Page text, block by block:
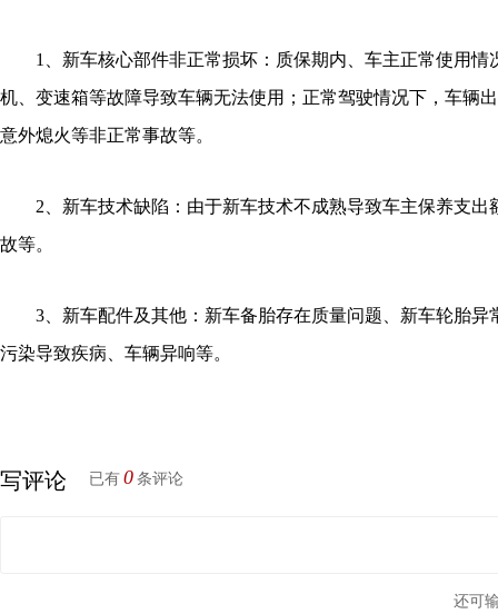
1、新车核心部件非正常损坏：质保期内、车主正常使用情
机、变速箱等故障导致车辆无法使用；正常驾驶情况下，车辆
意外熄火等非正常事故等。
2、新车技术缺陷：由于新车技术不成熟导致车主保养支出
故等。
3、新车配件及其他：新车备胎存在质量问题、新车轮胎异
污染导致疾病、车辆异响等。
写评论 已有 0 条评论
还可